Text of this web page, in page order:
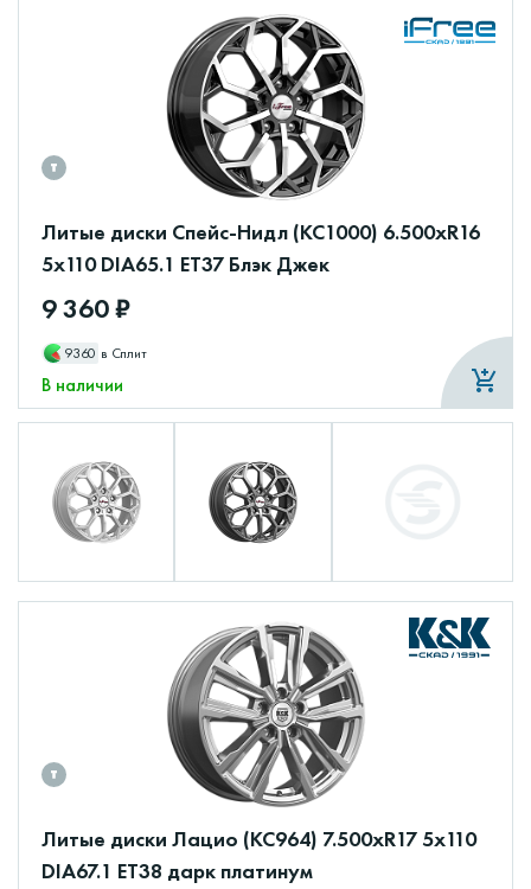
Литые диски Спейс-Нидл (КС1000) 6.500xR16
5x110 DIA65.1 ET37 Блэк Джек
9 360 ₽
9360 в Сплит
В наличии
Литые диски Лацио (КС964) 7.500xR17 5x110
DIA67.1 ET38 дарк платинум